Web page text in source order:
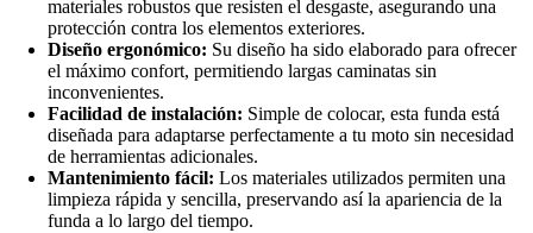
materiales robustos que resisten el desgaste, asegurando una
protección contra los elementos exteriores.
Diseño ergonómico: Su diseño ha sido elaborado para ofrecer
el máximo confort, permitiendo largas caminatas sin
inconvenientes.
Facilidad de instalación: Simple de colocar, esta funda está
diseñada para adaptarse perfectamente a tu moto sin necesidad
de herramientas adicionales.
Mantenimiento fácil: Los materiales utilizados permiten una
limpieza rápida y sencilla, preservando así la apariencia de la
funda a lo largo del tiempo.